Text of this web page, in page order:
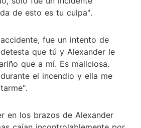
de esto es tu culpa".
accidente, fue un intento de
que tú y Alexander le
que a mí. Es maliciosa.
el incendio y ella me
en los brazos de Alexander